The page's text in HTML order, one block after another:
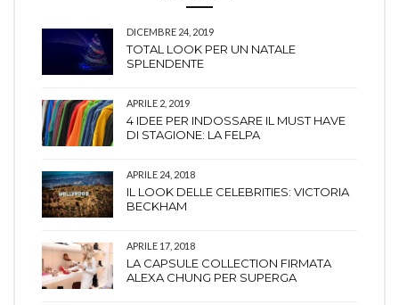
DICEMBRE 24, 2019
TOTAL LOOK PER UN NATALE
SPLENDENTE
APRILE 2, 2019
4 IDEE PER INDOSSARE IL MUST HAVE
DI STAGIONE: LA FELPA
APRILE 24, 2018
IL LOOK DELLE CELEBRITIES: VICTORIA
BECKHAM
APRILE 17, 2018
LA CAPSULE COLLECTION FIRMATA
ALEXA CHUNG PER SUPERGA